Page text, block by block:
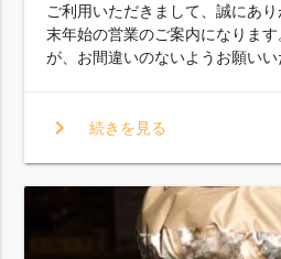
ご利用いただきまして、誠にあ
末年始の営業のご案内になりま
が、お間違いのないようお願いい
chevron_right 続きを見る